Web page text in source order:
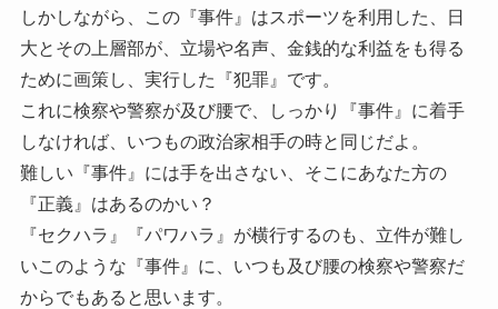
しかしながら、この『事件』はスポーツを利用した、日
大とその上層部が、立場や名声、金銭的な利益をも得る
ために画策し、実行した『犯罪』です。
これに検察や警察が及び腰で、しっかり『事件』に着手
しなければ、いつもの政治家相手の時と同じだよ。
難しい『事件』には手を出さない、そこにあなた方の
『正義』はあるのかい？
『セクハラ』『パワハラ』が横行するのも、立件が難し
いこのような『事件』に、いつも及び腰の検察や警察だ
からでもあると思います。